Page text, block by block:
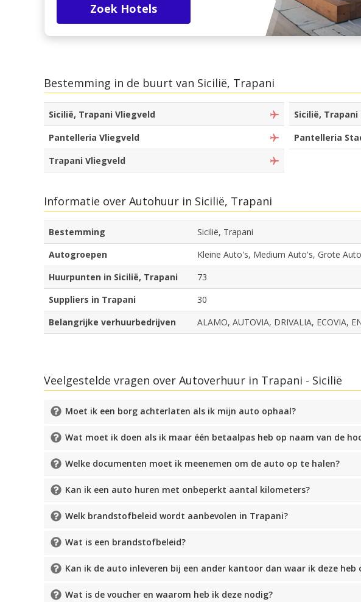
Zoek Hotels
Bestemming in de buurt van Sicilië, Trapani
Sicilië, Trapani Vliegveld Sicilië,
Pantelleria Vliegveld
Pantelleria
Trapani Vliegveld
Informatie over Autohuur in Sicilië, Trapani
Bestemming
Sicilië, Trapani
Autogroepen
Kleine Auto's, Medium Auto's, Grote
Huurpunten in Sicilië, Trapani
73
Suppliers in Trapani
30
Belangrijke verhuurbedrijven
ALAMO, AUTOVIA, DRIVALIA, ECOVIA,
Veelgestelde vragen over Autoverhuur in Trapani - Sicilië
Moet ik een borg achterlaten als ik mijn auto ophaal?
Wat moet ik doen als ik maar één betaalpas heb op naam van de
Welke documenten moet ik meenemen om de auto op te halen?
Kan ik een auto huren met onbeperkt aantal kilometers?
Welk brandstofbeleid wordt aanbevolen in Trapani?
Wat is een brandstofbeleid?
Kan ik de auto inleveren bij een ander kantoor dan waar ik deze heb
Wat is de voucher en waarom heb ik deze nodig?